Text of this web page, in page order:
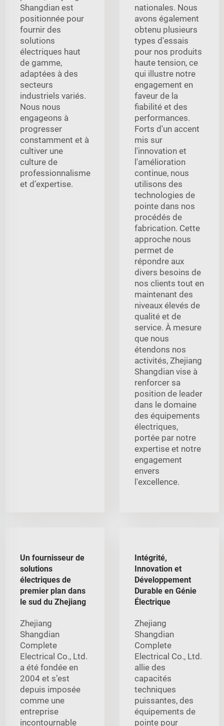
Shangdian est
positionnée pour
fournir des
solutions
électriques haut
de gamme,
adaptées à des
secteurs
industriels variés.
Nous nous
engageons à
progresser
constamment et à
cultiver une
culture de
professionnalisme
et d’expertise.
nationales. Nous
avons également
obtenu plusieurs
types d'essais
pour nos produits
haute tension, ce
qui illustre notre
engagement en
faveur de la
fiabilité et des
performances.
Forts d'un accent
mis sur
l'innovation et
l'amélioration
continue, nous
utilisons des
technologies de
pointe dans nos
procédés de
fabrication. Cette
approche nous
permet de
répondre aux
divers besoins de
nos clients tout en
maintenant des
niveaux élevés de
qualité et de
service. À mesure
que nous
étendons nos
activités, Zhejiang
Shangdian vise à
renforcer sa
position de leader
dans le domaine
des équipements
électriques,
portée par notre
expertise et notre
engagement
envers
l'excellence.
Un fournisseur de
solutions
électriques de
premier plan dans
le sud du Zhejiang
Zhejiang
Shangdian
Complete
Electrical Co., Ltd.
a été fondée en
2004 et s’est
depuis imposée
comme une
entreprise
incontournable
Intégrité,
Innovation et
Développement
Durable en Génie
Électrique
Zhejiang
Shangdian
Complete
Electrical Co., Ltd.
allie des
capacités
techniques
puissantes, des
équipements de
pointe pour